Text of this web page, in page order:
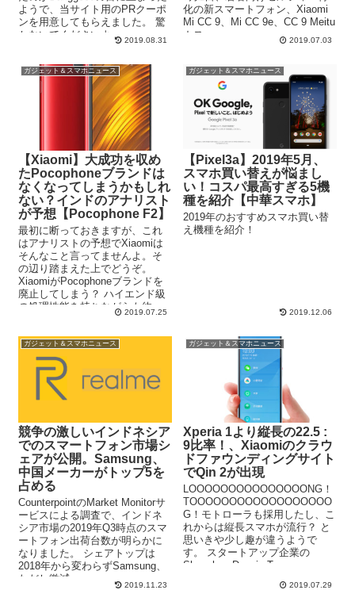
ようで、当サイト用のPRクーポ
ンを用意してもらえました。 驚
かないでくださいよ…...
2019.08.31
化の新スマートフォン、Xiaomi
Mi CC 9、Mi CC 9e、CC 9 Meitu
カス...
2019.07.03
ガジェット＆スマホニュース
【Xiaomi】大成功を収め
たPocophoneブランドは
なくなってしまうかもしれ
ない？インドのアナリスト
が予想【Pocophone F2】
最初に断っておきますが、これ
はアナリストの予想でXiaomiは
そんなこと言ってませんよ。そ
の辺り踏まえた上でどうぞ。
XiaomiがPocophoneブランドを
廃止してしまう？ ハイエンド級
の処理性能を持ちながらも約
2019.07.25
ガジェット＆スマホニュース
【Pixel3a】2019年5月、
スマホ買い替えが悩まし
い！コスパ最高すぎる5機
種を紹介【中華スマホ】
2019年のおすすめスマホ買い替
え機種を紹介！
2019.12.06
ガジェット＆スマホニュース
競争の激しいインドネシア
でのスマートフォン市場シ
ェアが公開。Samsung、
中国メーカーがトップ5を
占める
CounterpointのMarket Monitorサ
ービスによる調査で、インドネ
シア市場の2019年Q3時点のスマ
ートフォン出荷台数が明らかに
なりました。 シェアトップは
2018年から変わらずSamsung、
ただし微減 ...
2019.11.23
ガジェット＆スマホニュース
Xperia 1より縦長の22.5 :
9比率！、Xiaomiのクラウ
ドファウンディングサイト
でQin 2が出現
LOOOOOOOOOOOOOOONG！
TOOOOOOOOOOOOOOOOOO
G！モトローラも採用したし、こ
れからは縦長スマホが流行？ と
思いきや少し趣が違うようで
す。 スタートアップ企業の
Shenzhen Duoqin T...
2019.07.29